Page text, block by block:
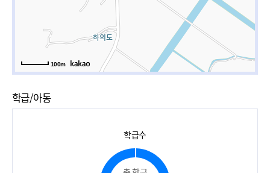
100m
학급/아동
학급수